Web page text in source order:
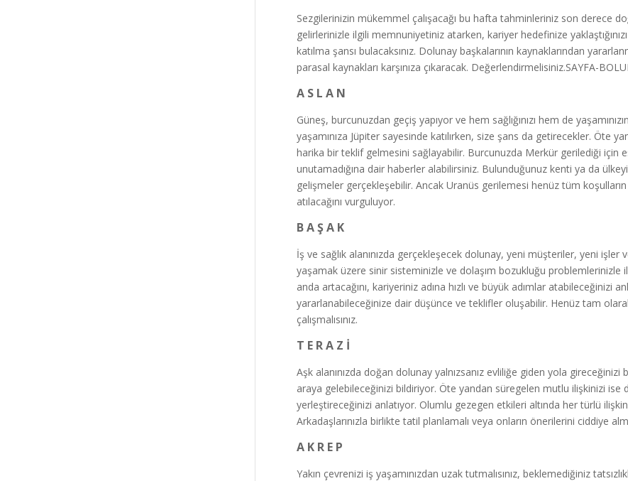
Sezgilerinizin mükemmel çalışacağı bu hafta tahminleriniz son derece
gelirlerinizle ilgili memnuniyetiniz atarken, kariyer hedefinize
katılma şansı bulacaksınız. Dolunay başkalarının kaynaklarından
parasal kaynakları karşınıza çıkaracak. Değerlendirmelisiniz.SAYFA-
A S L A N
Güneş, burcunuzdan geçiş yapıyor ve hem sağlığınızı hem de
yaşamınıza Jüpiter sayesinde katılırken, size şans da getirecekler. Öte
harika bir teklif gelmesini sağlayabilir. Burcunuzda Merkür gerilediği için
unutamadığına dair haberler alabilirsiniz. Bulunduğunuz kenti ya da
gelişmeler gerçekleşebilir. Ancak Uranüs gerilemesi henüz tüm koşulların
atılacağını vurguluyor.
B A Ş A K
İş ve sağlık alanınızda gerçekleşecek dolunay, yeni müşteriler, yeni işler
yaşamak üzere sinir sisteminizle ve dolaşım bozukluğu problemlerinizle
anda artacağını, kariyeriniz adına hızlı ve büyük adımlar atabileceğinizi
yararlanabileceğinize dair düşünce ve teklifler oluşabilir. Henüz tam
çalışmalısınız.
T E R A Z İ
Aşk alanınızda doğan dolunay yalnızsanız evliliğe giden yola
araya gelebileceğinizi bildiriyor. Öte yandan süregelen mutlu ilişkinizi ise
yerleştireceğinizi anlatıyor. Olumlu gezegen etkileri altında her türlü
Arkadaşlarınızla birlikte tatil planlamalı veya onların önerilerini ciddiye
A K R E P
Yakın çevrenizi iş yaşamınızdan uzak tutmalısınız, beklemediğiniz